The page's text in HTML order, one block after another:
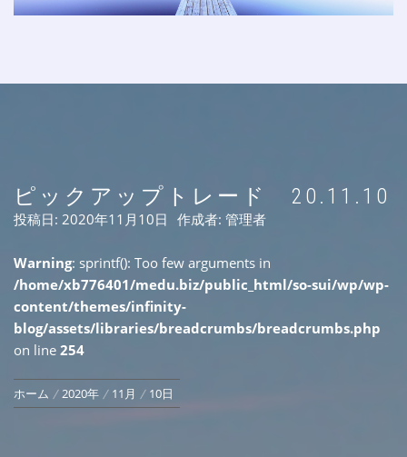
ピックアップトレード 20.11.10
投稿日: 2020年11月10日 作成者: 管理者
Warning: sprintf(): Too few arguments in
/home/xb776401/medu.biz/public_html/so-sui/wp/wp-
content/themes/infinity-
blog/assets/libraries/breadcrumbs/breadcrumbs.php
on line 254
ホーム 2020年 11月 10日